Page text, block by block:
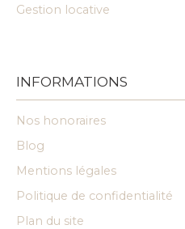
Gestion locative
INFORMATIONS
Nos honoraires
Blog
Mentions légales
Politique de confidentialité
Plan du site